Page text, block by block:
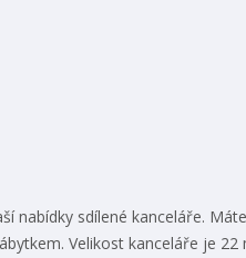
nabídky sdílené kanceláře. Máte
Velikost kanceláře je 22